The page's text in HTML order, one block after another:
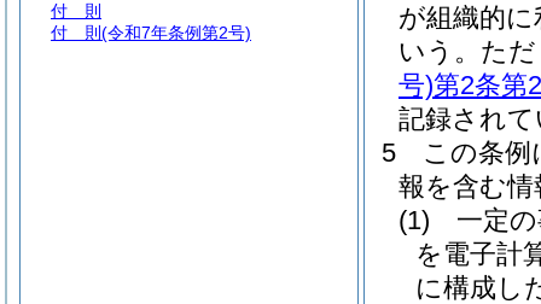
が組織的
いう。 た
号)第2条第
記録され
5
この条例
報を含む
(1)
一定
を電子計
に構成し
付 則
付 則 (令和7年条例第2号)